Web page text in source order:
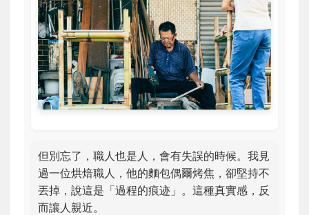
但別忘了，職人也是人，會有失誤的時候。我見
過一位烘焙職人，他的麵包偶爾烤焦，卻堅持不
丟掉，說這是「過程的痕迹」。這種真實感，反
而讓人親近。